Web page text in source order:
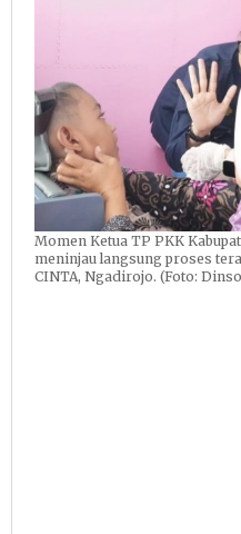
Momen Ketua TP PKK
meninjau langsung proses
CINTA, Ngadirojo. (Foto: